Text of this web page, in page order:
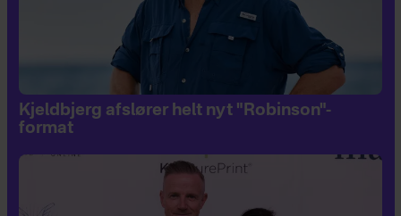
Kjeldbjerg afslører helt nyt "Robinson"-
format